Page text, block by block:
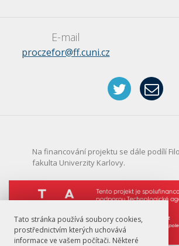
Tato stránka používá soubory cookies,
prostřednictvím kterých uchovává
informace ve vašem počítači. Některé
E-mail
proczefor@ff.cuni.cz
Na financování projektu se dále podílí
fakulta Univerzity Karlovy.